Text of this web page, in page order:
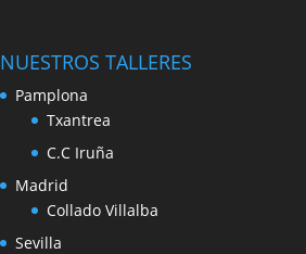
NUESTROS TALLERES
Pamplona
Txantrea
C.C Iruña
Madrid
Collado Villalba
Sevilla